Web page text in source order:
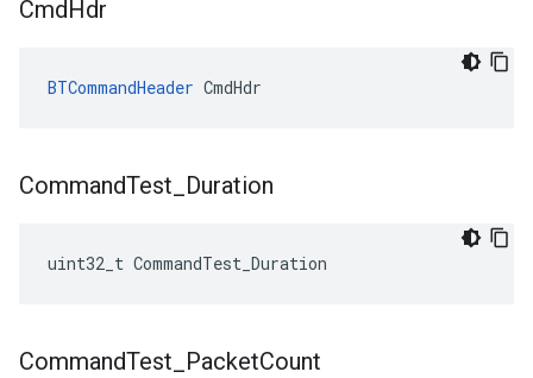
Cmd Hdr
BTCommandHeader CmdHdr
CommandTest Duration
uint32_t CommandTest_Duration
CommandTest PacketCount